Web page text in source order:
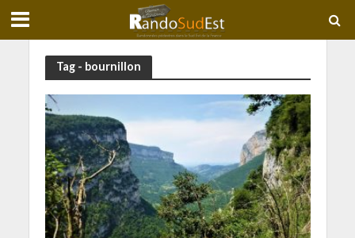
Tag - bournillon